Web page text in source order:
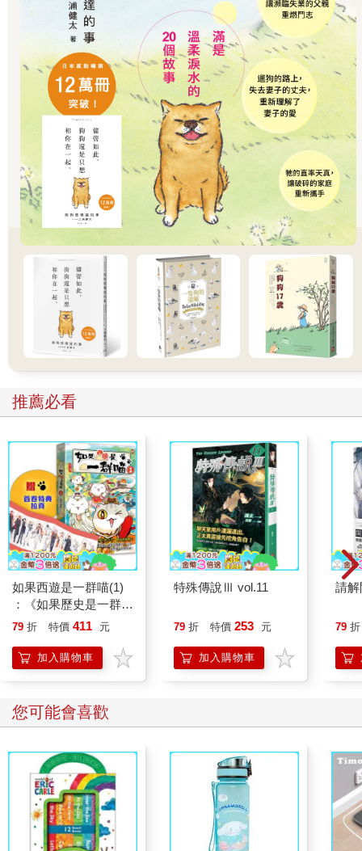
推薦必看
如果西遊是一群喵(1)
：《如果歷史是一群
喵》作者最新力作，附
79 折 特價 411 元
加入購物車
特殊傳說Ⅲ vol.11
79 折 特價 253 元
加入購物車
請解
79 折
您可能會喜歡